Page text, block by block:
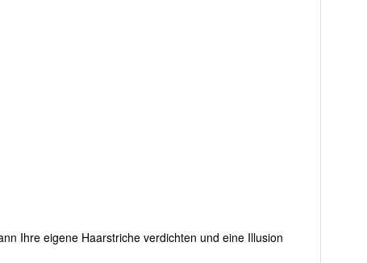
Ihre eigene Haarstriche verdichten und eine Illusion